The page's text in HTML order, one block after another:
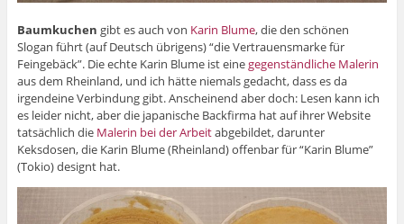
Baumkuchen gibt es auch von Karin Blume, die den schönen
Slogan führt (auf Deutsch übrigens) “die Vertrauensmarke für
Feingebäck”. Die echte Karin Blume ist einegegenständliche Malerin
aus dem Rheinland, und ich hätte niemals gedacht, dass es da
irgendeine Verbindung gibt. Anscheinend aber doch: Lesen kann ich
es leider nicht, aber die japanische Backfirma hat auf ihrer Website
tatsächlich die Malerin bei der Arbeitabgebildet, darunter
Keksdosen, die Karin Blume (Rheinland) offenbar für “Karin Blume”
(Tokio) designt hat.